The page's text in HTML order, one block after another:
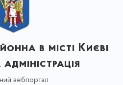
в місті Києві
вебпортал